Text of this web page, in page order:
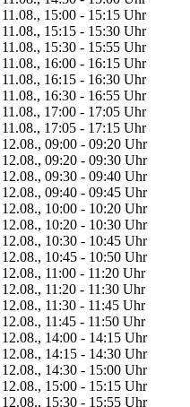
11.08., 15:00 - 15:15 Uhr
11.08., 15:15 - 15:30 Uhr
11.08., 15:30 - 15:55 Uhr
11.08., 16:00 - 16:15 Uhr
11.08., 16:15 - 16:30 Uhr
11.08., 16:30 - 16:55 Uhr
11.08., 17:00 - 17:05 Uhr
11.08., 17:05 - 17:15 Uhr
12.08., 09:00 - 09:20 Uhr
12.08., 09:20 - 09:30 Uhr
12.08., 09:30 - 09:40 Uhr
12.08., 09:40 - 09:45 Uhr
12.08., 10:00 - 10:20 Uhr
12.08., 10:20 - 10:30 Uhr
12.08., 10:30 - 10:45 Uhr
12.08., 10:45 - 10:50 Uhr
12.08., 11:00 - 11:20 Uhr
12.08., 11:20 - 11:30 Uhr
12.08., 11:30 - 11:45 Uhr
12.08., 11:45 - 11:50 Uhr
12.08., 14:00 - 14:15 Uhr
12.08., 14:15 - 14:30 Uhr
12.08., 14:30 - 15:00 Uhr
12.08., 15:00 - 15:15 Uhr
12.08., 15:30 - 15:55 Uhr